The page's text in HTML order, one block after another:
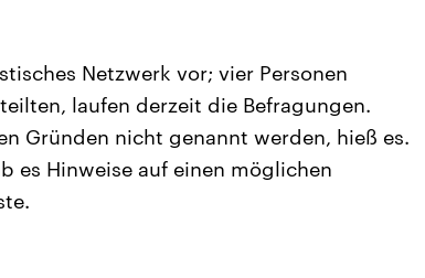
Netzwerk vor; vier Personen
laufen derzeit die Befragungen.
Gründen nicht genannt werden, hieß es.
es Hinweise auf einen möglichen